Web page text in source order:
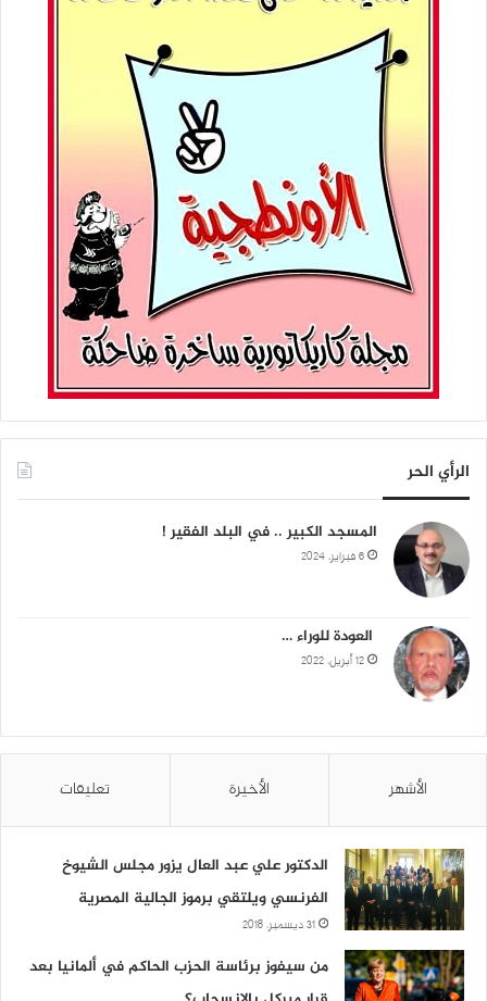
الرأي الحر
المسجد الكبير .. في البلد الفقير !
6 فبراير، 2024
العودة للوراء …
12 أبريل، 2022
الأشهر الأخيرة تعليقات
الدكتور علي عبد العال يزور مجلس الشيوخ
الفرنسي ويلتقي برموز الجالية المصرية
31 ديسمبر، 2018
من سيفوز برئاسة الحزب الحاكم في ألمانيا بعد